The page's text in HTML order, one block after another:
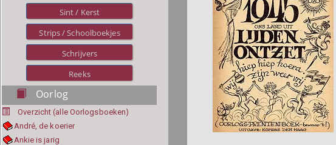
Sint / Kerst
Strips / Schoolboekjes
Schrijvers
Reeks
Oorlog
Overzicht (alle Oorlogsboeken)
André, de koerier
Ankie is jarig